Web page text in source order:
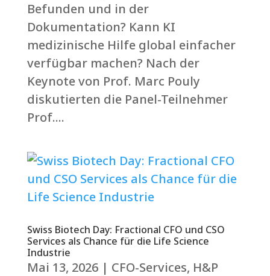
Befunden und in der
Dokumentation? Kann KI
medizinische Hilfe global einfacher
verfügbar machen? Nach der
Keynote von Prof. Marc Pouly
diskutierten die Panel-Teilnehmer
Prof....
Swiss Biotech Day: Fractional CFO und CSO
Services als Chance für die Life Science
Industrie
Mai 13, 2026| CFO-Services, H&P